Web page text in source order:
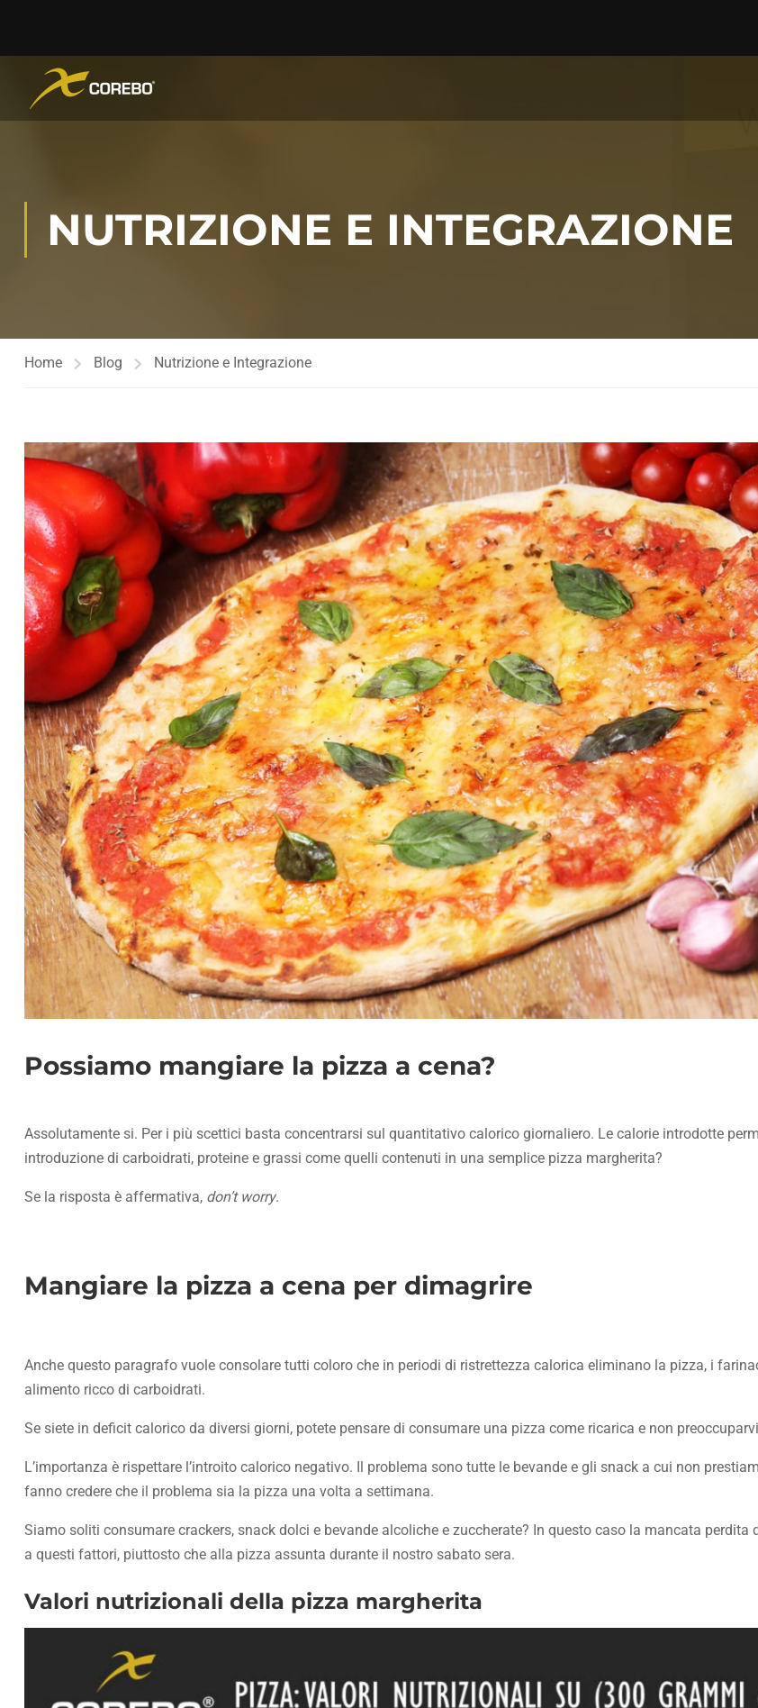
NUTRIZIONE E INTEGRAZIONE
Home Blog Nutrizione e Integrazione
Possiamo mangiare la pizza a cena?
Assolutamente si. Per i più scettici basta concentrarsi sul quantitativo calorico giornaliero. Le calorie introdotte
introduzione di carboidrati, proteine e grassi come quelli contenuti in una semplice pizza margherita?
Se la risposta è affermativa, don’t worry.
Mangiare la pizza a cena per dimagrire
Anche questo paragrafo vuole consolare tutti coloro che in periodi di ristrettezza calorica eliminano la pizza, i
alimento ricco di carboidrati.
Se siete in deficit calorico da diversi giorni, potete pensare di consumare una pizza come ricarica e non
L’importanza è rispettare l’introito calorico negativo. Il problema sono tutte le bevande e gli snack a cui non
fanno credere che il problema sia la pizza una volta a settimana.
Siamo soliti consumare crackers, snack dolci e bevande alcoliche e zuccherate? In questo caso la mancata perdita
a questi fattori, piuttosto che alla pizza assunta durante il nostro sabato sera.
Valori nutrizionali della pizza margherita